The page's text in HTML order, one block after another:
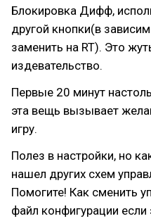
Блокировка Дифф,
другой кнопки(в
заменить на RT). Это
издевательство.
Первые 20 минут
эта вещь вызывает
игру.
Полез в настройки, но
нашел других схем
Помогите! Как сменить
файл конфигурации